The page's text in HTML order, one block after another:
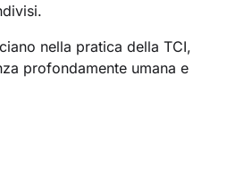
nella pratica della TCI,
profondamente umana e